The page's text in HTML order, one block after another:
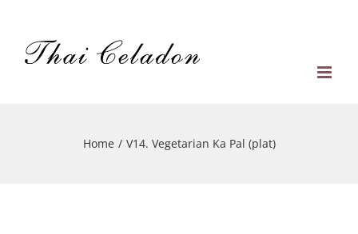
content
Home / V14. Vegetarian Ka Pal (plat)